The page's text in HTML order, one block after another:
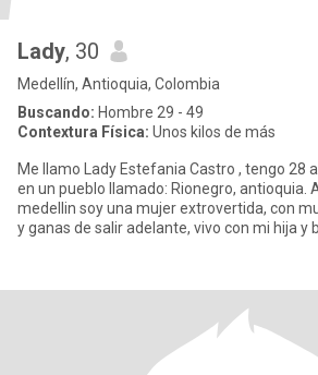
Lady, 30
Medellín, Antioquia, Colombia
Buscando: Hombre 29 - 49
Contextura Física: Unos kilos de más
Me llamo Lady Estefania Castro , tengo 28 años de edad. nacida
en un pueblo llamado: Rionegro, antioquia.
medellin soy una mujer extrovertida, con mucho emprendímiento
y ganas de salir adelante, vivo con mi hija y